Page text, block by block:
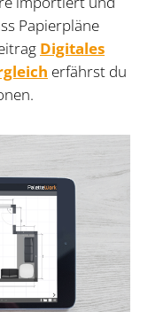
Papierpläne
Digitales
erfährst du